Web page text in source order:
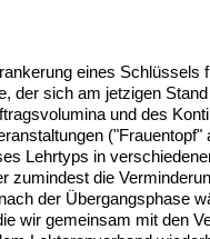
eines Schlüssels
der sich am jetzigen
und des
("Frauentopf"
Lehrtyps in
zumindest die
der Übergangsphase
wir gemeinsam mit den